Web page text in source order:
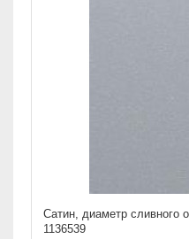
Сатин, диаметр сливного
1136539